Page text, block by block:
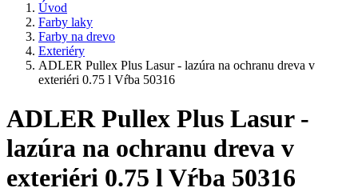
Úvod
Farby laky
Farby na drevo
Exteriéry
ADLER Pullex Plus Lasur - lazúra na ochranu dreva v
exteriéri 0.75 l Vŕba 50316
ADLER Pullex Plus Lasur -
lazúra na ochranu dreva v
exteriéri 0.75 l Vŕba 50316